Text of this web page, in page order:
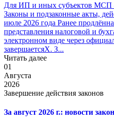
Для ИП и иных субъектов МСП
Законы и подзаконные акты,
июле 2026 года Ранее
представления налоговой и
электронном виде через
завершаетсяX. З...
Читать далее
01
Августа
2026
Завершение действия законов
За август 2026 г.: новости